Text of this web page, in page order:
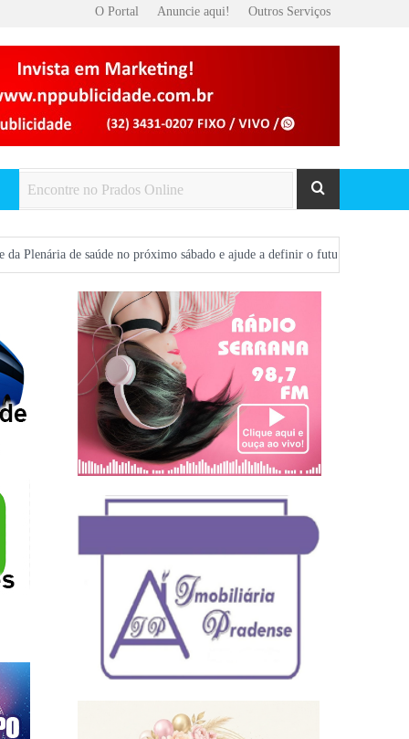
O Portal Anuncie aqui! Outros Serviços
no próximo sábado e ajude a definir o futuro da saúde em Prados